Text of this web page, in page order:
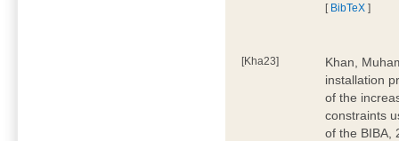
[ BibTeX ]
[Kha23]
Khan,
installation
of the
constraints
of the BIBA,